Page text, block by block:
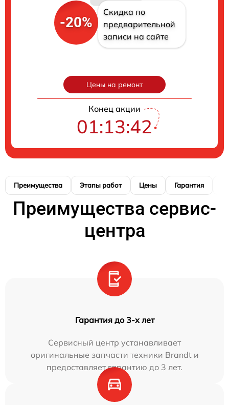
-20%
Скидка по
предварительной
записи на сайте
Цены на ремонт
Конец акции
01:13:41
Преимущества Этапы работ Цены Гарантия
Преимущества сервис-
центра
Гарантия до 3-х лет
Сервисный центр устанавливает
оригинальные запчасти техники Brandt и
предоставляет гарантию до 3 лет.